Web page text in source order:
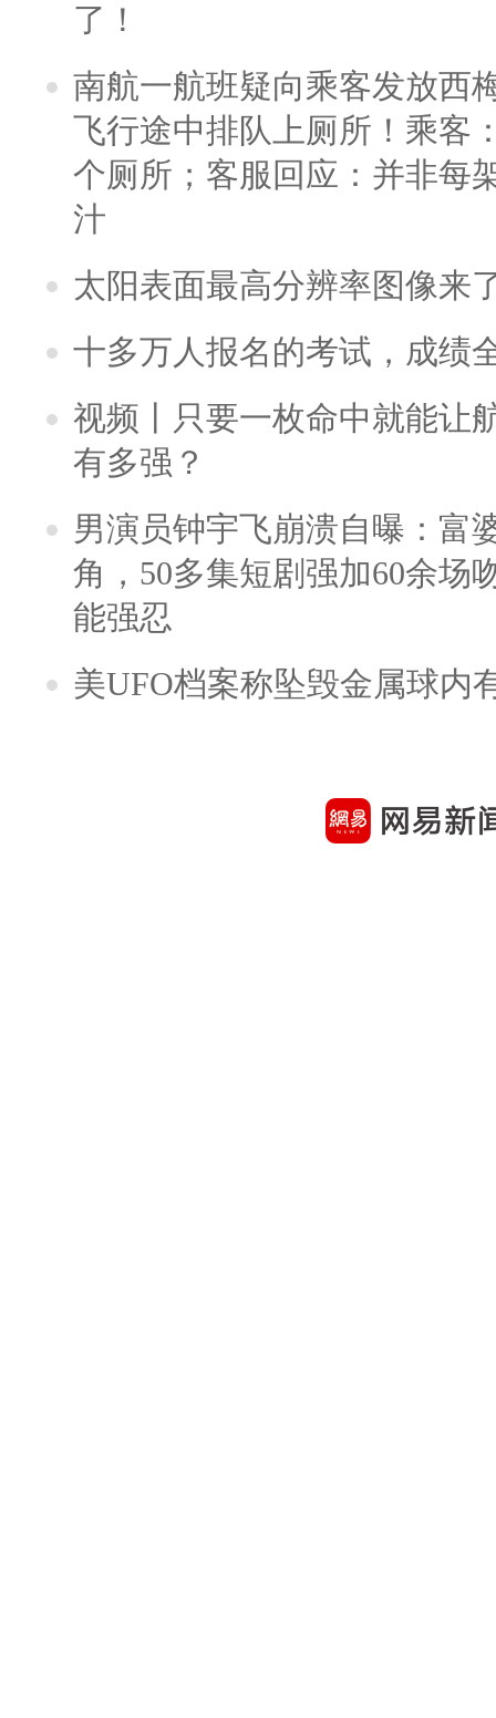
了！
南航一航班疑向乘客发放西
飞行途中排队上厕所！乘客
个厕所；客服回应：并非每
汁
太阳表面最高分辨率图像来
十多万人报名的考试，成绩
视频丨只要一枚命中就能让
有多强？
男演员钟宇飞崩溃自曝：富
角，50多集短剧强加60余场
能强忍
美UFO档案称坠毁金属球内